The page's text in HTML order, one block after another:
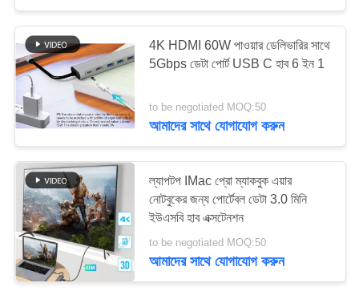
যোগাযোগ
করুন
খবর
মামলা
উদ্ধৃতির
জন্য
আবেদন
এলটিই রাউটার ভোল্ট
38
দ্বৈত সিম মোবাইল রাউটার
4K HDMI 60W পাওয়ার ডেলিভারির সাথে
5Gbps ডেটা পোর্ট USB C হাব 6 ইন 1
to be negotiated MOQ:50
আমাদের সাথে যোগাযোগ করুন
ল্যাপটপ IMac প্রো ম্যাকবুক এয়ার
নোটবুকের জন্য পোর্টেবল ডেটা 3.0 মিনি
ইউএসবি হাব এক্সটেনশন
to be negotiated MOQ:50
আমাদের সাথে যোগাযোগ করুন